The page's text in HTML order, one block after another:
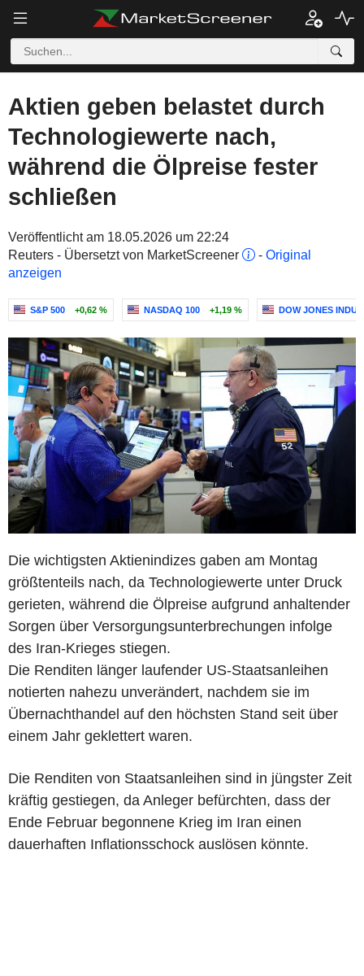
Aktien geben belastet durch
Technologiewerte nach,
während die Ölpreise fester
schließen
Veröffentlicht am 18.05.2026 um 22:24
Reuters - Übersetzt von MarketScreener
- Original
anzeigen
S&P 500 +0,62 % NASDAQ 100 +1,19 % DOW JONES
Die wichtigsten Aktienindizes gaben am Montag
größtenteils nach, da Technologiewerte unter Druck
gerieten, während die Ölpreise aufgrund anhaltender
Sorgen über Versorgungsunterbrechungen infolge
des Iran-Krieges stiegen.
Die Renditen länger laufender US-Staatsanleihen
notierten nahezu unverändert, nachdem sie im
Übernachthandel auf den höchsten Stand seit über
einem Jahr geklettert waren.
Die Renditen von Staatsanleihen sind in jüngster Zeit
kräftig gestiegen, da Anleger befürchten, dass der
Ende Februar begonnene Krieg im Iran einen
dauerhaften Inflationsschock auslösen könnte.